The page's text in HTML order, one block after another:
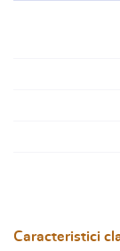
Caracteristici